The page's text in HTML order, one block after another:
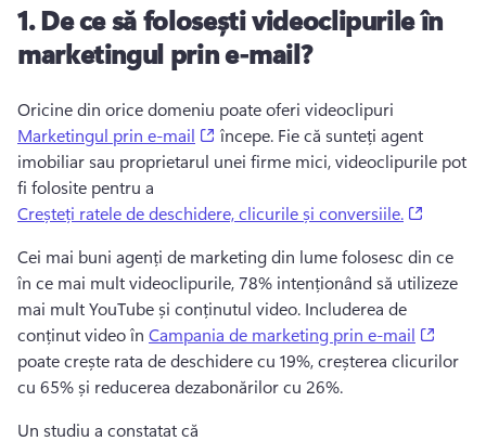
1.De ce să folosești videoclipurile în
marketingul prin e-mail?
Oricine din orice domeniu poate oferi videoclipuri
Marketingul prin e-mail
(opens in a new tab)
începe. Fie că sunteți agent
imobiliar sau proprietarul unei firme mici, videoclipurile pot
fi folosite pentru a
Creșteți ratele de deschidere, clicurile și conversiile.
Cei mai buni agenți de marketing din lume folosesc din ce
în ce mai mult videoclipurile, 78% intenționând să utilizeze
mai mult YouTube și conținutul video. Includerea de
conținut video în Campania de marketing prin e-mail
poate crește rata de deschidere cu 19%, creșterea clicurilor
cu 65% și reducerea dezabonărilor cu 26%.
Un studiu a constatat că